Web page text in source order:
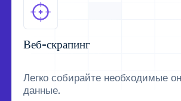
Веб-скрапинг
Легко собирайте необходимые
данные.